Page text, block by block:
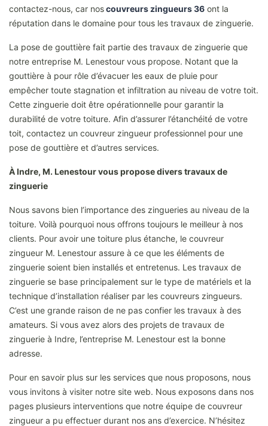
contactez-nous, car noscouvreurs zingueurs 36 ont la
réputation dans le domaine pour tous les travaux de zinguerie.
La pose de gouttière fait partie des travaux de zinguerie que
notre entreprise M. Lenestour vous propose. Notant que la
gouttière à pour rôle d’évacuer les eaux de pluie pour
empêcher toute stagnation et infiltration au niveau de votre toit.
Cette zinguerie doit être opérationnelle pour garantir la
durabilité de votre toiture. Afin d’assurer l’étanchéité de votre
toit, contactez un couvreur zingueur professionnel pour une
pose de gouttière et d’autres services.
À Indre, M. Lenestour vous propose divers travaux de
zinguerie
Nous savons bien l’importance des zingueries au niveau de la
toiture. Voilà pourquoi nous offrons toujours le meilleur à nos
clients. Pour avoir une toiture plus étanche, le couvreur
zingueur M. Lenestour assure à ce que les éléments de
zinguerie soient bien installés et entretenus. Les travaux de
zinguerie se base principalement sur le type de matériels et la
technique d’installation réaliser par les couvreurs zingueurs.
C’est une grande raison de ne pas confier les travaux à des
amateurs. Si vous avez alors des projets de travaux de
zinguerie à Indre, l’entreprise M. Lenestour est la bonne
adresse.
Pour en savoir plus sur les services que nous proposons, nous
vous invitons à visiter notre site web. Nous exposons dans nos
pages plusieurs interventions que notre équipe de couvreur
zingueur a pu effectuer durant nos ans d’exercice. N’hésitez